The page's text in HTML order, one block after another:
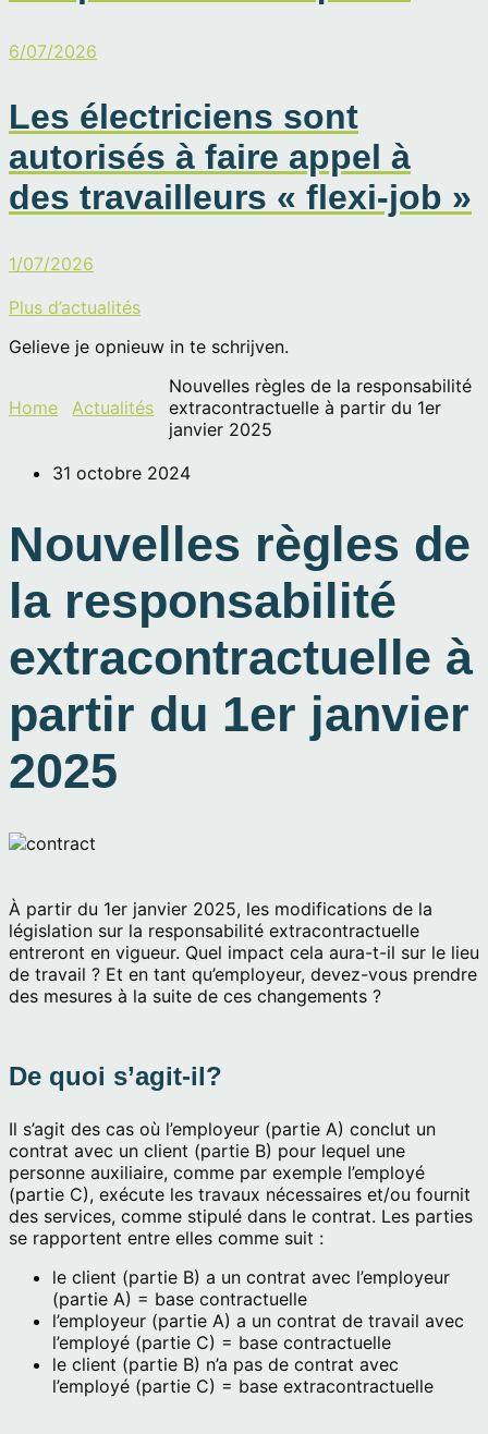
6/07/2026
Les électriciens sont
autorisés à faire appel à
des travailleurs « flexi-job »
1/07/2026
Plus d’actualités
Gelieve je opnieuw in te schrijven.
Home Actualités
Nouvelles règles de la responsabilité
extracontractuelle à partir du 1er
janvier 2025
31 octobre 2024
Nouvelles règles de
la responsabilité
extracontractuelle à
partir du 1er janvier
2025
À partir du 1er janvier 2025, les modifications de la
législation sur la responsabilité extracontractuelle
entreront en vigueur. Quel impact cela aura-t-il sur le lieu
de travail ? Et en tant qu’employeur, devez-vous prendre
des mesures à la suite de ces changements ?
De quoi s’agit-il?
Il s’agit des cas où l’employeur (partie A) conclut un
contrat avec un client (partie B) pour lequel une
personne auxiliaire, comme par exemple l’employé
(partie C), exécute les travaux nécessaires et/ou fournit
des services, comme stipulé dans le contrat. Les parties
se rapportent entre elles comme suit :
le client (partie B) a un contrat avec l’employeur
(partie A) = base contractuelle
l’employeur (partie A) a un contrat de travail avec
l’employé (partie C) = base contractuelle
le client (partie B) n’a pas de contrat avec
l’employé (partie C) = base extracontractuelle